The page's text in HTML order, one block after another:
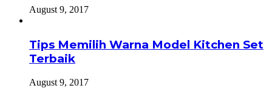
August 9, 2017
Tips Memilih Warna Model Kitchen Set
Terbaik
August 9, 2017